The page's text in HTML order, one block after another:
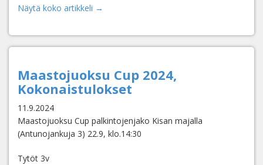
Näytä koko artikkeli →
Maastojuoksu Cup 2024,
Kokonaistulokset
11.9.2024
Maastojuoksu Cup palkintojenjako Kisan majalla
(Antunojankuja 3) 22.9, klo.14:30
Tytöt 3v